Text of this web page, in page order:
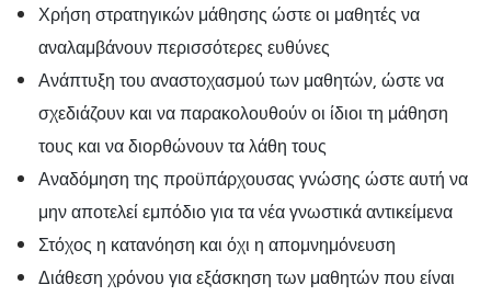
Χρήση στρατηγικών μάθησης ώστε οι μαθητές να
αναλαμβάνουν περισσότερες ευθύνες
Ανάπτυξη του αναστοχασμού των μαθητών, ώστε να
σχεδιάζουν και να παρακολουθούν οι ίδιοι τη μάθηση
τους και να διορθώνουν τα λάθη τους
Αναδόμηση της προϋπάρχουσας γνώσης ώστε αυτή να
μην αποτελεί εμπόδιο για τα νέα γνωστικά αντικείμενα
Στόχος η κατανόηση και όχι η απομνημόνευση
Διάθεση χρόνου για εξάσκηση των μαθητών που είναι